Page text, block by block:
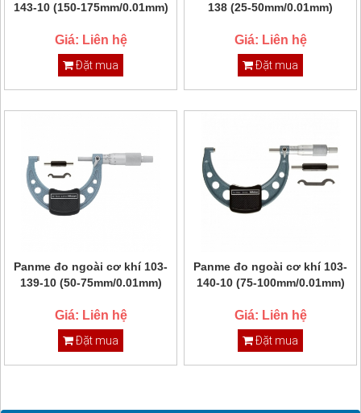
143-10 (150-175mm/0.01mm)
Giá: Liên hệ
Đặt mua
138 (25-50mm/0.01mm)
Giá: Liên hệ
Đặt mua
Panme đo ngoài cơ khí 103-
139-10 (50-75mm/0.01mm)
Giá: Liên hệ
Đặt mua
Panme đo ngoài cơ khí 103-
140-10 (75-100mm/0.01mm)
Giá: Liên hệ
Đặt mua